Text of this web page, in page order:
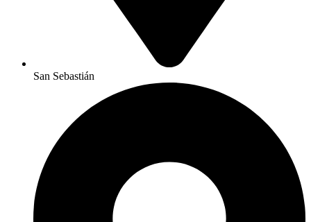
San Sebastián